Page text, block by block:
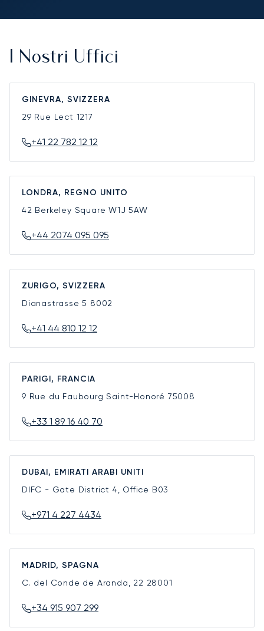
I Nostri Uffici
GINEVRA, SVIZZERA
29 Rue Lect 1217
+41 22 782 12 12
LONDRA, REGNO UNITO
42 Berkeley SquareW1J 5AW
+44 2074 095 095
ZURIGO, SVIZZERA
Dianastrasse 5 8002
+41 44 810 12 12
PARIGI, FRANCIA
9 Rue du Faubourg Saint-Honoré 75008
+33 1 89 16 40 70
DUBAI, EMIRATI ARABI UNITI
DIFC - Gate District 4, Office B03
+971 4 227 4434
MADRID, SPAGNA
C. del Conde de Aranda, 22 28001
+34 915 907 299